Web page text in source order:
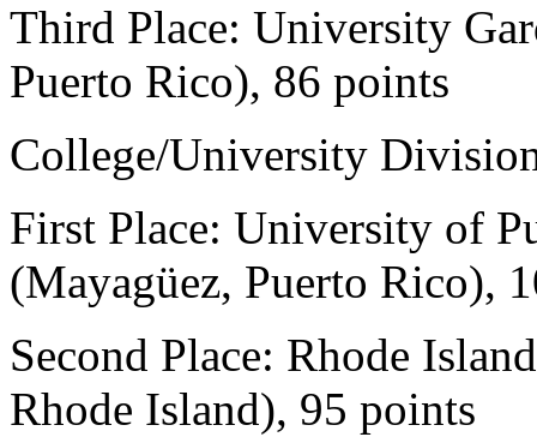
Third Place: University
Puerto Rico), 86 points
College/University
First Place: University of
(Mayagüez, Puerto Rico),
Second Place: Rhode
Rhode Island), 95 points